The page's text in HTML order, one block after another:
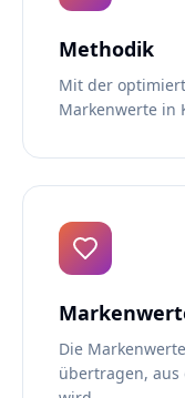
Methodik
Mit der
Markenwerte in
Die
übertragen, aus